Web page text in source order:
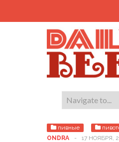
пивные
ONDRA
- 17 НОЯБРЯ,